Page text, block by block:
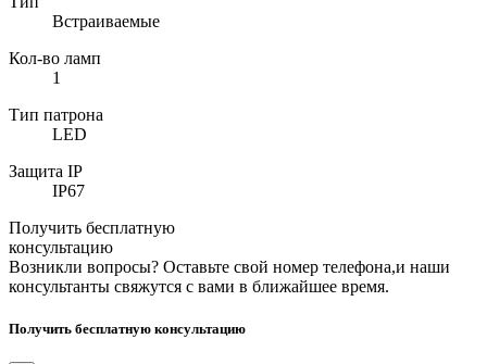
Встраиваемые
Кол-во ламп
1
Тип патрона
LED
Защита IP
IP67
Получить бесплатную
консультацию
Возникли вопросы? Оставьте свой номер телефона,и наши
консультанты свяжутся с вами в ближайшее время.
Получить бесплатную консультацию